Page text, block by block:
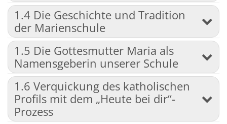
1.4 Die Geschichte und Tradition
der Marienschule
1.5 Die Gottesmutter Maria als
Namensgeberin unserer Schule
1.6 Verquickung des katholischen
Profils mit dem „Heute bei dir“-
Prozess